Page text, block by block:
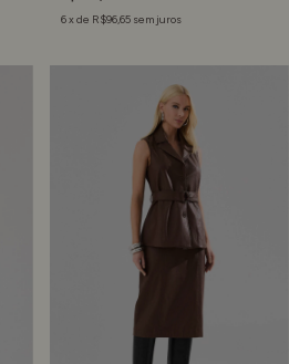
6x de R$96,65 sem juros